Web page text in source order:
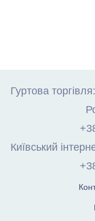
Гуртова
Київський